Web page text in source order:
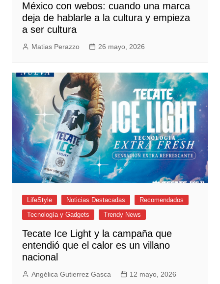
México con webos: cuando una marca
deja de hablarle a la cultura y empieza
a ser cultura
Matias Perazzo 26 mayo, 2026
LifeStyle Noticias Destacadas
Recomendados
Tecnología y Gadgets
Trendy News
Tecate Ice Light y la campaña que
entendió que el calor es un villano
nacional
Angélica Gutierrez Gasca 12 mayo, 2026